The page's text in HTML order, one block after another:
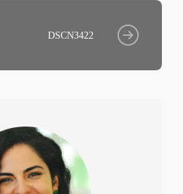
DSCN3422